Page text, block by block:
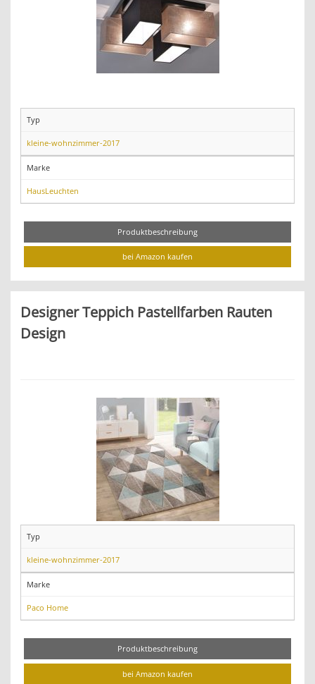
Typ
kleine-wohnzimmer-2017
Marke
HausLeuchten
Produktbeschreibung
bei Amazon kaufen
Designer Teppich Pastellfarben Rauten
Design
Typ
kleine-wohnzimmer-2017
Marke
Paco Home
Produktbeschreibung
bei Amazon kaufen